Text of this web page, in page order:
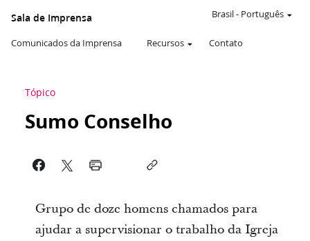
Sala de Imprensa
Comunicados da Imprensa Recursos Contato
Brasil- Português
Tópico
Sumo Conselho
Grupo de doze homens chamados para
ajudar a supervisionar o trabalho da Igreja